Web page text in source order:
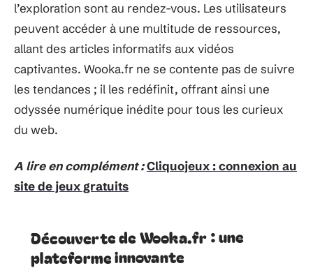
l’exploration sont au rendez-vous. Les utilisateurs
peuvent accéder à une multitude de ressources,
allant des articles informatifs aux vidéos
captivantes. Wooka.fr ne se contente pas de suivre
les tendances ; il les redéfinit, offrant ainsi une
odyssée numérique inédite pour tous les curieux
du web.
A lire en complément :Cliquojeux : connexion au
site de jeux gratuits
Découverte de Wooka.fr : une
plateforme innovante